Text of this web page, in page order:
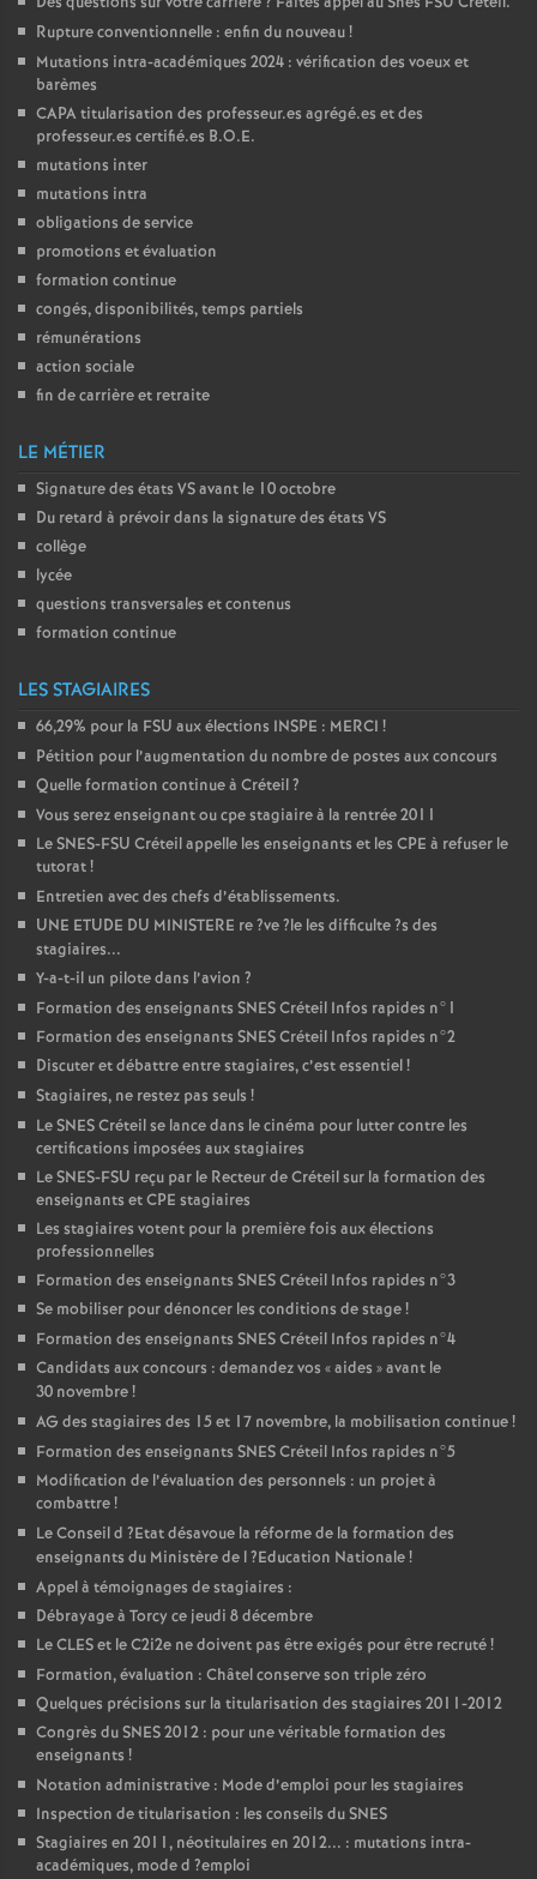
Rupture conventionnelle : enfin du nouveau!
Mutations intra-académiques 2024 : vérification des voeux et
barèmes
CAPAtitularisation des professeur.es agrégé.es et des
professeur.es certifié.es B.O.E.
mutations inter
mutations intra
obligations de service
promotions et évaluation
formation continue
congés, disponibilités, temps partiels
rémunérations
action sociale
fin de carrière et retraite
LE MÉTIER
Signature des états VSavant le 10 octobre
Du retard à prévoir dans la signature des états VS
collège
lycée
questions transversales et contenus
formation continue
LES STAGIAIRES
66,29% pour la FSU aux élections INSPE : MERCI !
Pétition pour l’augmentation du nombre de postes aux concours
Quelle formation continue à Créteil?
Vous serez enseignant ou cpe stagiaire à la rentrée 2011
LeSNES-FSU Créteil appelle les enseignants et les CPE à refuser le
tutorat!
Entretien avec des chefs d’établissements.
UNE ETUDE DU MINISTERE re?ve?le les difficulte?s des
stagiaires...
Y-a-t-il un pilote dans l’avion ?
Formation des enseignants SNESCréteil Infos rapides n°1
Formation des enseignants SNESCréteil Infos rapides n°2
Discuter et débattre entre stagiaires, c’est essentiel!
Stagiaires, ne restez pas seuls !
LeSNESCréteil se lance dans le cinéma pour lutter contre les
certifications imposées aux stagiaires
LeSNES-FSU reçu par le Recteur de Créteil sur la formation des
enseignants etCPE stagiaires
Les stagiaires votent pour la première fois aux élections
professionnelles
Formation des enseignants SNESCréteil Infos rapides n°3
Se mobiliser pour dénoncer les conditions de stage!
Formation des enseignants SNESCréteil Infos rapides n°4
Candidats aux concours : demandez vos «aides » avant le
30 novembre!
AG des stagiaires des 15 et 17 novembre, la mobilisation continue!
Formation des enseignants SNESCréteil Infos rapides n°5
Modification de l’évaluation des personnels : un projet à
combattre!
Le Conseil d ?Etat désavoue la réforme de la formation des
enseignants du Ministère de l?Education Nationale!
Appel à témoignages de stagiaires :
Débrayage à Torcy ce jeudi 8 décembre
LeCLESet le C2i2e ne doivent pas être exigés pour être recruté!
Formation, évaluation : Châtel conserve son triple zéro
Quelques précisions sur la titularisation des stagiaires 2011-2012
Congrès duSNES2012 : pour une véritable formation des
enseignants !
Notation administrative : Mode d’emploi pour les stagiaires
Inspection de titularisation : les conseils duSNES
Stagiaires en 2011, néotitulaires en 2012... : mutations intra-
académiques, mode d ?emploi